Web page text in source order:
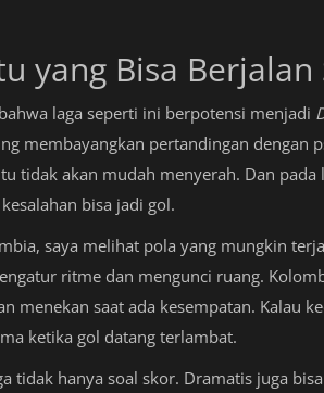
yang Bisa
laga seperti ini berpotensi menjadi
membayangkan pertandingan dengan
tidak akan mudah menyerah. Dan pada
bisa jadi gol.
saya melihat pola yang mungkin
ritme dan mengunci ruang.
menekan saat ada kesempatan. Kalau
ketika gol datang terlambat.
tidak hanya soal skor. Dramatis juga